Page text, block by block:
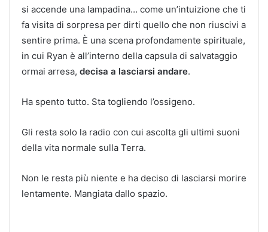
si accende una lampadina… come un’intuizione che ti
fa visita di sorpresa per dirti quello che non riuscivi a
sentire prima. È una scena profondamente spirituale,
in cui Ryan è all’interno della capsula di salvataggio
ormai arresa, decisa a lasciarsi andare.
Ha spento tutto. Sta togliendo l’ossigeno.
Gli resta solo la radio con cui ascolta gli ultimi suoni
della vita normale sulla Terra.
Non le resta più niente e ha deciso di lasciarsi morire
lentamente. Mangiata dallo spazio.